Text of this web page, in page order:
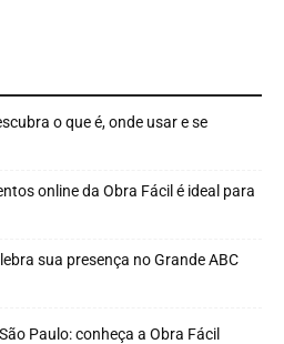
o que é, onde usar e se
online da Obra Fácil é ideal para
sua presença no Grande ABC
Paulo: conheça a Obra Fácil